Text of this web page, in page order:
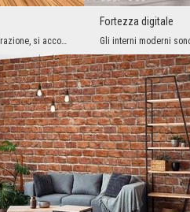
Si sfogliano libri antichi in cerca di ispirazione, si accosta il vecchio al nuovo, si rispolvera...
Fortezza digitale